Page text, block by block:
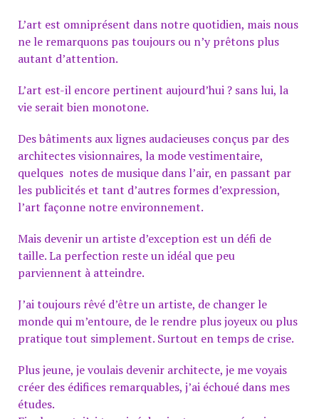
L’art est omniprésent dans notre quotidien, mais nous
ne le remarquons pas toujours ou n’y prêtons plus
autant d’attention.
L’art est-il encore pertinent aujourd’hui ? sans lui, la
vie serait bien monotone.
Des bâtiments aux lignes audacieuses conçus par des
architectes visionnaires, la mode vestimentaire,
quelques notes de musique dans l’air, en passant par
les publicités et tant d’autres formes d’expression,
l’art façonne notre environnement.
Mais devenir un artiste d’exception est un défi de
taille. La perfection reste un idéal que peu
parviennent à atteindre.
J’ai toujours rêvé d’être un artiste, de changer le
monde qui m’entoure, de le rendre plus joyeux ou plus
pratique tout simplement. Surtout en temps de crise.
Plus jeune, je voulais devenir architecte, je me voyais
créer des édifices remarquables, j’ai échoué dans mes
études.